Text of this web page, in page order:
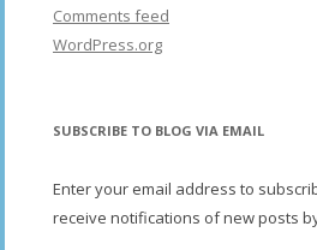
Comments feed
WordPress.org
SUBSCRIBE TO BLOG VIA EMAIL
Enter your email address to
receive notifications of new posts